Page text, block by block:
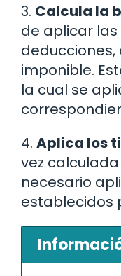
3. Calcula la
de aplicar
imponible.
la cual se
4. Aplica los
vez
necesario
establecidos